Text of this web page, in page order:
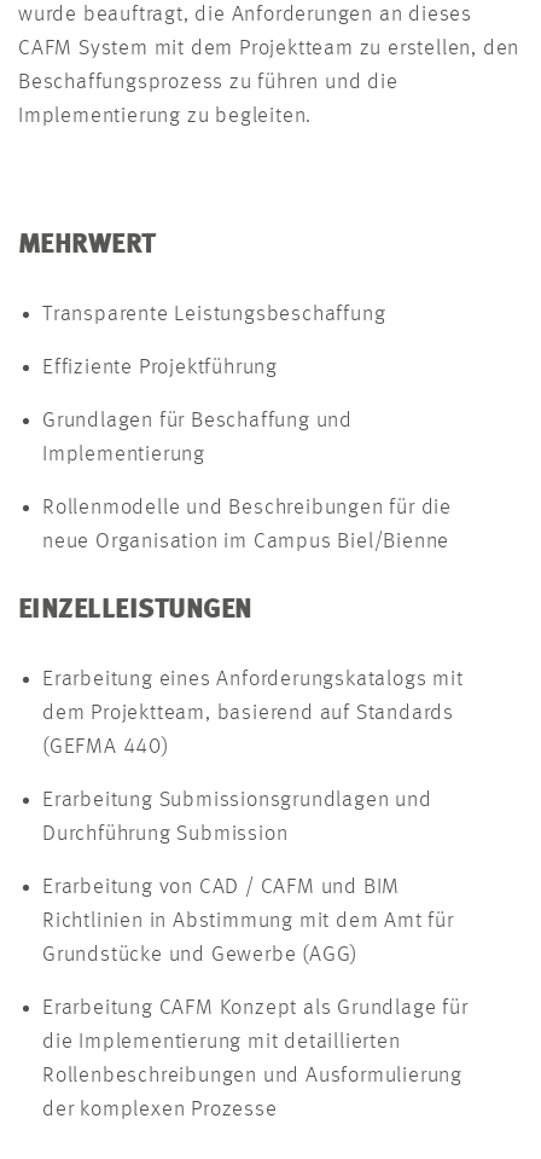
wurde beauftragt, die Anforderungen an dieses
CAFM System mit dem Projektteam zu erstellen, den
Beschaffungsprozess zu führen und die
Implementierung zu begleiten.
MEHRWERT
Transparente Leistungsbeschaffung
Effiziente Projektführung
Grundlagen für Beschaffung und
Implementierung
Rollenmodelle und Beschreibungen für die
neue Organisation im Campus Biel/Bienne
EINZELLEISTUNGEN
Erarbeitung eines Anforderungskatalogs mit
dem Projektteam, basierend auf Standards
(GEFMA 440)
Erarbeitung Submissionsgrundlagen und
Durchführung Submission
Erarbeitung von CAD / CAFM und BIM
Richtlinien in Abstimmung mit dem Amt für
Grundstücke und Gewerbe (AGG)
Erarbeitung CAFM Konzept als Grundlage für
die Implementierung mit detaillierten
Rollenbeschreibungen und Ausformulierung
der komplexen Prozesse